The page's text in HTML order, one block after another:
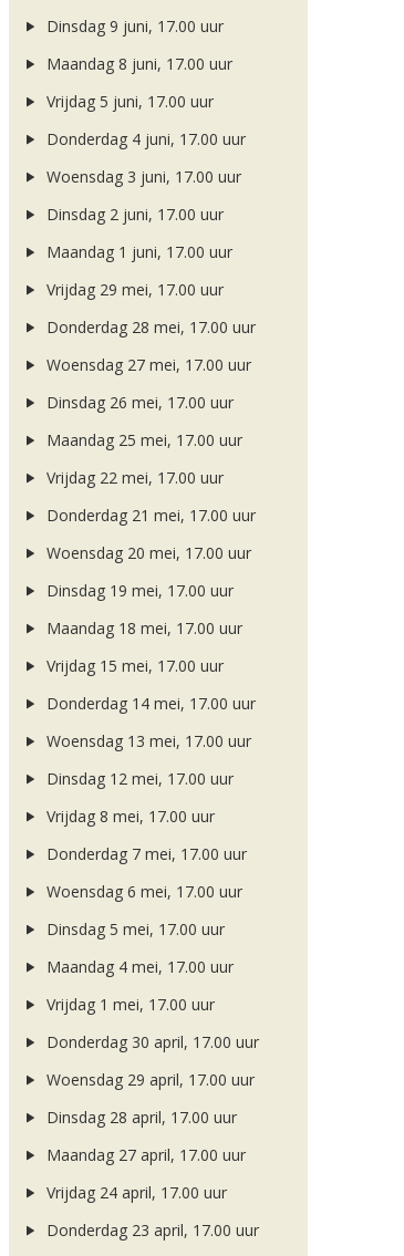
Dinsdag 9 juni, 17.00 uur
Maandag 8 juni, 17.00 uur
Vrijdag 5 juni, 17.00 uur
Donderdag 4 juni, 17.00 uur
Woensdag 3 juni, 17.00 uur
Dinsdag 2 juni, 17.00 uur
Maandag 1 juni, 17.00 uur
Vrijdag 29 mei, 17.00 uur
Donderdag 28 mei, 17.00 uur
Woensdag 27 mei, 17.00 uur
Dinsdag 26 mei, 17.00 uur
Maandag 25 mei, 17.00 uur
Vrijdag 22 mei, 17.00 uur
Donderdag 21 mei, 17.00 uur
Woensdag 20 mei, 17.00 uur
Dinsdag 19 mei, 17.00 uur
Maandag 18 mei, 17.00 uur
Vrijdag 15 mei, 17.00 uur
Donderdag 14 mei, 17.00 uur
Woensdag 13 mei, 17.00 uur
Dinsdag 12 mei, 17.00 uur
Vrijdag 8 mei, 17.00 uur
Donderdag 7 mei, 17.00 uur
Woensdag 6 mei, 17.00 uur
Dinsdag 5 mei, 17.00 uur
Maandag 4 mei, 17.00 uur
Vrijdag 1 mei, 17.00 uur
Donderdag 30 april, 17.00 uur
Woensdag 29 april, 17.00 uur
Dinsdag 28 april, 17.00 uur
Maandag 27 april, 17.00 uur
Vrijdag 24 april, 17.00 uur
Donderdag 23 april, 17.00 uur